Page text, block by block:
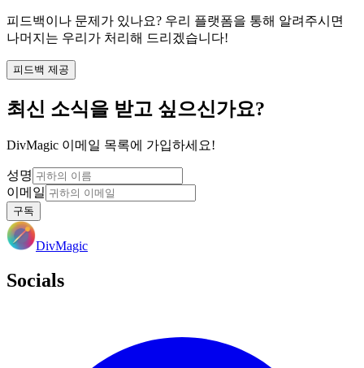
피드백이나 문제가 있나요? 우리 플랫폼을 통해 알려주시면
나머지는 우리가 처리해 드리겠습니다!
피드백 제공
최신 소식을 받고 싶으신가요?
DivMagic 이메일 목록에 가입하세요!
성명
이메일
구독
DivMagic
Socials